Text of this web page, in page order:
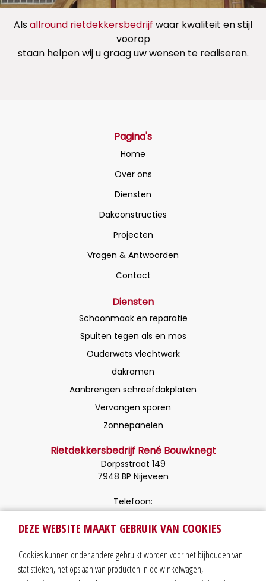
Alsallround rietdekkersbedrijf waar kwaliteit en stijl
voorop
staan helpen wij u graag uw wensen te realiseren.
Pagina's
Home
Over ons
Diensten
Dakconstructies
Projecten
Vragen & Antwoorden
Contact
Diensten
Schoonmaak en reparatie
Spuiten tegen als en mos
Ouderwets vlechtwerk
dakramen
Aanbrengen schroefdakplaten
Vervangen sporen
Zonnepanelen
Rietdekkersbedrijf René Bouwknegt
Dorpsstraat 149
7948 BP Nijeveen
Telefoon:
06 53961 998
Stuur ons een email
DEZE WEBSITE MAAKT GEBRUIK VAN COOKIES
Cookies kunnen onder andere gebruikt worden voor het bijhouden van
statistieken, het opslaan van producten in de winkelwagen,